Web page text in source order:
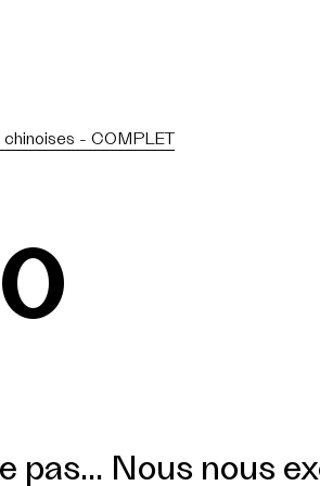
- COMPLET
Nous nous